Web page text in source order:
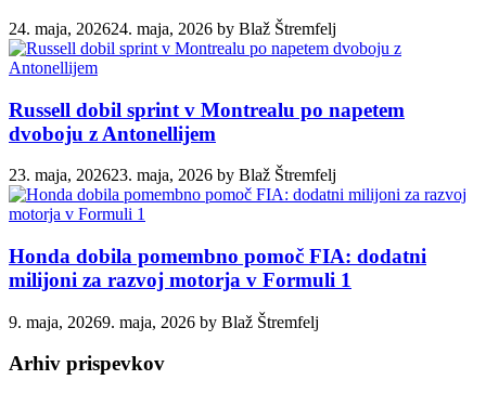
24. maja, 202624. maja, 2026 by Blaž Štremfelj
Russell dobil sprint v Montrealu po napetem
dvoboju z Antonellijem
23. maja, 202623. maja, 2026 by Blaž Štremfelj
Honda dobila pomembno pomoč FIA: dodatni
milijoni za razvoj motorja v Formuli 1
9. maja, 20269. maja, 2026 by Blaž Štremfelj
Arhiv prispevkov